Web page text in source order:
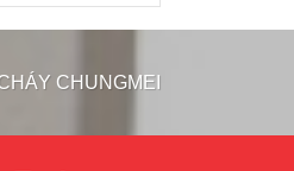
CHUNGMEI